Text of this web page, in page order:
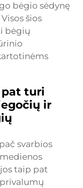
bėgio sėdynę
šios
bėgių
turi
ir
svarbios
taip pat